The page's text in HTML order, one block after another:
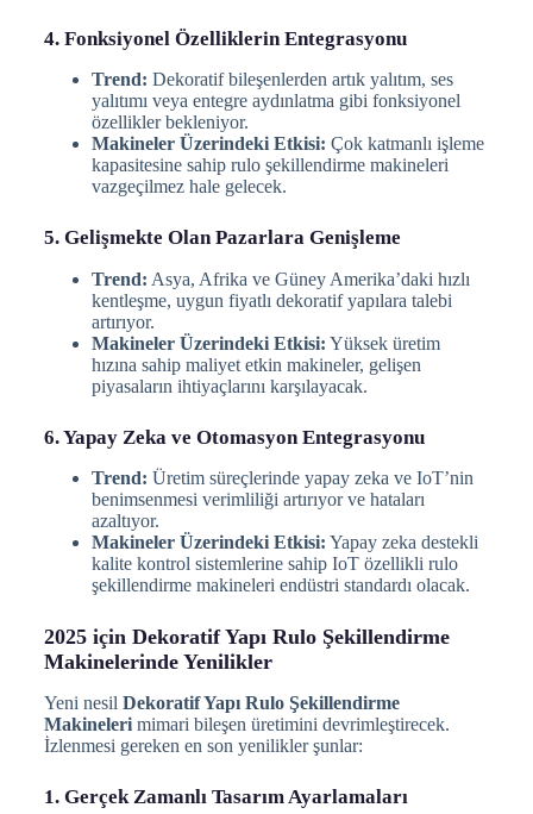
4. Fonksiyonel Özelliklerin Entegrasyonu
Trend: Dekoratif bileşenlerden artık yalıtım, ses
yalıtımı veya entegre aydınlatma gibi fonksiyonel
özellikler bekleniyor.
Makineler Üzerindeki Etkisi: Çok katmanlı işleme
kapasitesine sahip rulo şekillendirme makineleri
vazgeçilmez hale gelecek.
5. Gelişmekte Olan Pazarlara Genişleme
Trend: Asya, Afrika ve Güney Amerika’daki hızlı
kentleşme, uygun fiyatlı dekoratif yapılara talebi
artırıyor.
Makineler Üzerindeki Etkisi: Yüksek üretim
hızına sahip maliyet etkin makineler, gelişen
piyasaların ihtiyaçlarını karşılayacak.
6. Yapay Zeka ve Otomasyon Entegrasyonu
Trend: Üretim süreçlerinde yapay zeka ve IoT’nin
benimsenmesi verimliliği artırıyor ve hataları
azaltıyor.
Makineler Üzerindeki Etkisi: Yapay zeka destekli
kalite kontrol sistemlerine sahip IoT özellikli rulo
şekillendirme makineleri endüstri standardı olacak.
2025 için Dekoratif Yapı Rulo Şekillendirme
Makinelerinde Yenilikler
Yeni nesil Dekoratif Yapı Rulo Şekillendirme
Makinelerimimari bileşen üretimini devrimleştirecek.
İzlenmesi gereken en son yenilikler şunlar:
1. Gerçek Zamanlı Tasarım Ayarlamaları